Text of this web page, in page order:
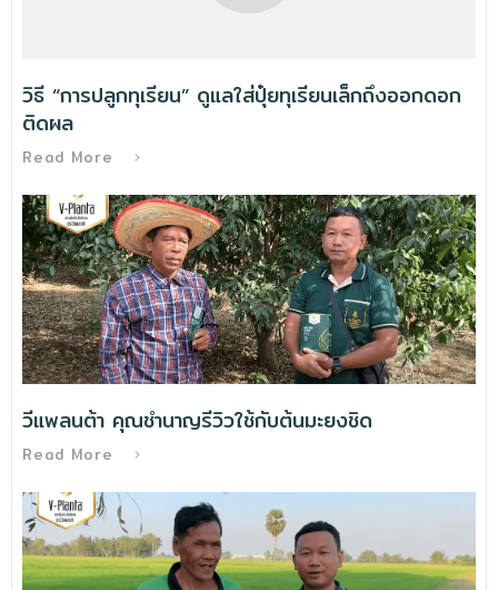
วิธี “การปลูกทุเรียน” ดูแลใส่ปุ๋ยทุเรียนเล็กถึงออกดอก
ติดผล
Read More
วีแพลนต้า คุณชำนาญรีวิวใช้กับต้นมะยงชิด
Read More